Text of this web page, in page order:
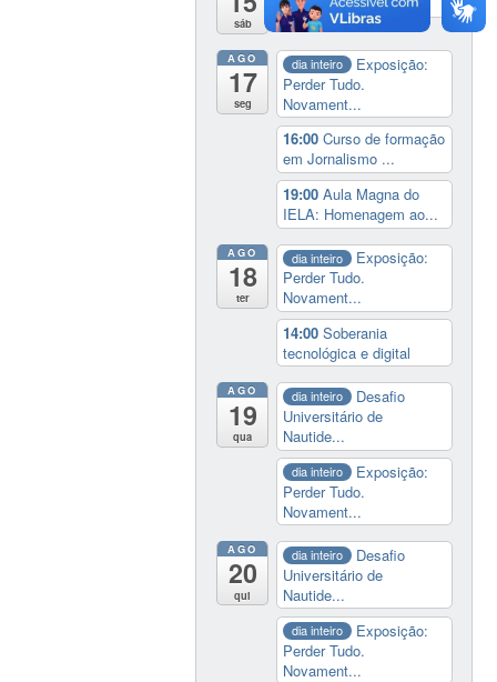
sáb
AGO
17
seg
dia inteiro
Exposição:
Perder Tudo.
Novament...
16:00Curso de formação
em Jornalismo ...
19:00Aula Magna do
IELA: Homenagem ao...
AGO
18
ter
dia inteiro
Exposição:
Perder Tudo.
Novament...
14:00Soberania
tecnológica e digital
AGO
19
qua
dia inteiro
Desafio
Universitário de
Nautide...
dia inteiro
Exposição:
Perder Tudo.
Novament...
AGO
20
qui
dia inteiro
Desafio
Universitário de
Nautide...
dia inteiro
Exposição:
Perder Tudo.
Novament...